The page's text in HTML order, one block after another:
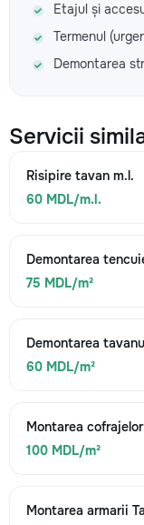
Etajul și
Termenul
Demontarea
Servicii
Risipire tavan m.l.
60 MDL/m.l.
Demontarea
75 MDL/m²
Demontarea
60 MDL/m²
Montarea
100 MDL/m²
Montarea armarii